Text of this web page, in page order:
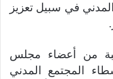
في سبيل تعزيز
من أعضاء مجلس
المجتمع المدني